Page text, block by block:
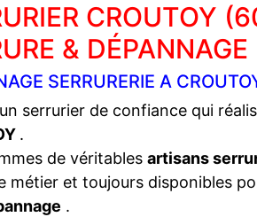
CROUTOY
&
SERRURERIE A
serrurier de confiance qui
.
de véritables artisans
métier et toujours disponibles
.